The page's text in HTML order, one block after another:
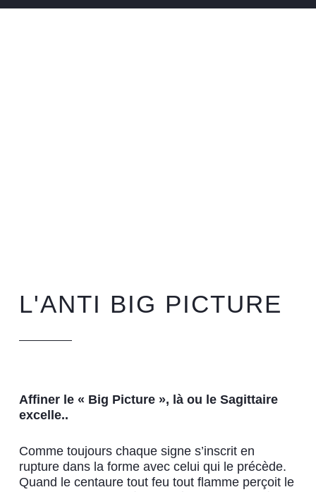
L'ANTI BIG PICTURE
Affiner le « Big Picture », là ou le Sagittaire
excelle..
Comme toujours chaque signe s’inscrit en
rupture dans la forme avec celui qui le précède.
Quand le centaure tout feu tout flamme perçoit le